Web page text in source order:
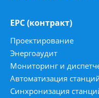
ЕРС (контракт)
Проектирование
Энергоаудит
Мониторинг и
Автоматизация
Синхронизация